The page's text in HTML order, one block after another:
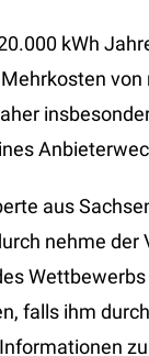
kWh
von
aus
nehme der
falls ihm